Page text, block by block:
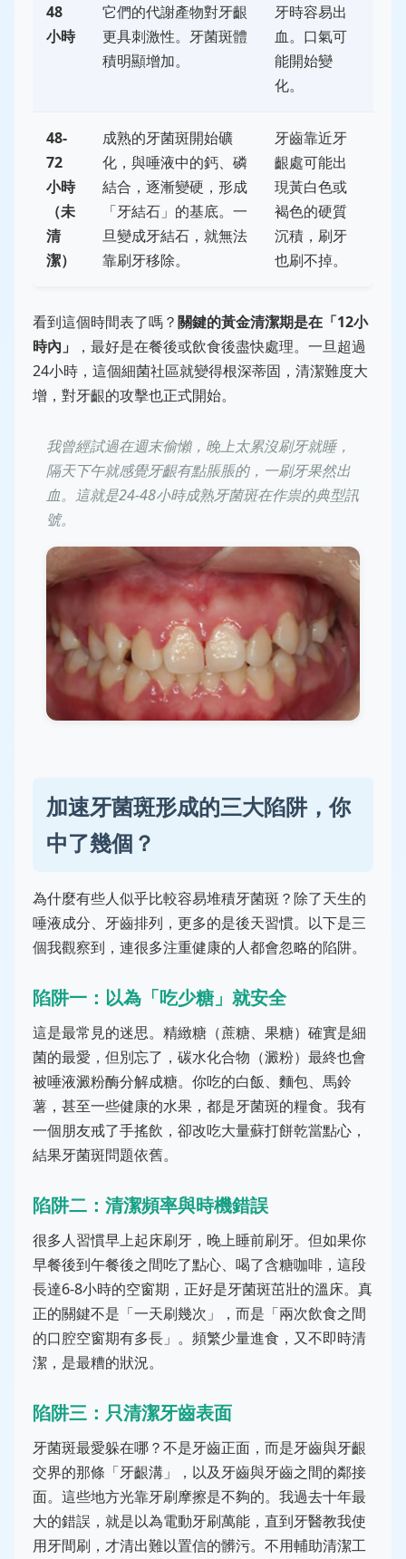
48
小時
它們的代謝產物對牙齦
更具刺激性。牙菌斑體
積明顯增加。
牙時容易出
血。口氣可
能開始變
化。
48-
72
小時
（未
清
潔）
成熟的牙菌斑開始礦
化，與唾液中的鈣、磷
結合，逐漸變硬，形成
「牙結石」的基底。一
旦變成牙結石，就無法
靠刷牙移除。
牙齒靠近牙
齦處可能出
現黃白色或
褐色的硬質
沉積，刷牙
也刷不掉。
看到這個時間表了嗎？關鍵的黃金清潔期是在「12小
時內」
，最好是在餐後或飲食後盡快處理。一旦超過
24小時，這個細菌社區就變得根深蒂固，清潔難度大
增，對牙齦的攻擊也正式開始。
我曾經試過在週末偷懶，晚上太累沒刷牙就睡，
隔天下午就感覺牙齦有點脹脹的，一刷牙果然出
血。這就是24-48小時成熟牙菌斑在作祟的典型訊
號。
加速牙菌斑形成的三大陷阱，你
中了幾個？
為什麼有些人似乎比較容易堆積牙菌斑？除了天生的
唾液成分、牙齒排列，更多的是後天習慣。以下是三
個我觀察到，連很多注重健康的人都會忽略的陷阱。
陷阱一：以為「吃少糖」就安全
這是最常見的迷思。精緻糖（蔗糖、果糖）確實是細
菌的最愛，但別忘了，碳水化合物（澱粉）最終也會
被唾液澱粉酶分解成糖。你吃的白飯、麵包、馬鈴
薯，甚至一些健康的水果，都是牙菌斑的糧食。我有
一個朋友戒了手搖飲，卻改吃大量蘇打餅乾當點心，
結果牙菌斑問題依舊。
陷阱二：清潔頻率與時機錯誤
很多人習慣早上起床刷牙，晚上睡前刷牙。但如果你
早餐後到午餐後之間吃了點心、喝了含糖咖啡，這段
長達6-8小時的空窗期，正好是牙菌斑茁壯的溫床。真
正的關鍵不是「一天刷幾次」，而是「兩次飲食之間
的口腔空窗期有多長」。頻繁少量進食，又不即時清
潔，是最糟的狀況。
陷阱三：只清潔牙齒表面
牙菌斑最愛躲在哪？不是牙齒正面，而是牙齒與牙齦
交界的那條「牙齦溝」，以及牙齒與牙齒之間的鄰接
面。這些地方光靠牙刷摩擦是不夠的。我過去十年最
大的錯誤，就是以為電動牙刷萬能，直到牙醫教我使
用牙間刷，才清出難以置信的髒污。不用輔助清潔工